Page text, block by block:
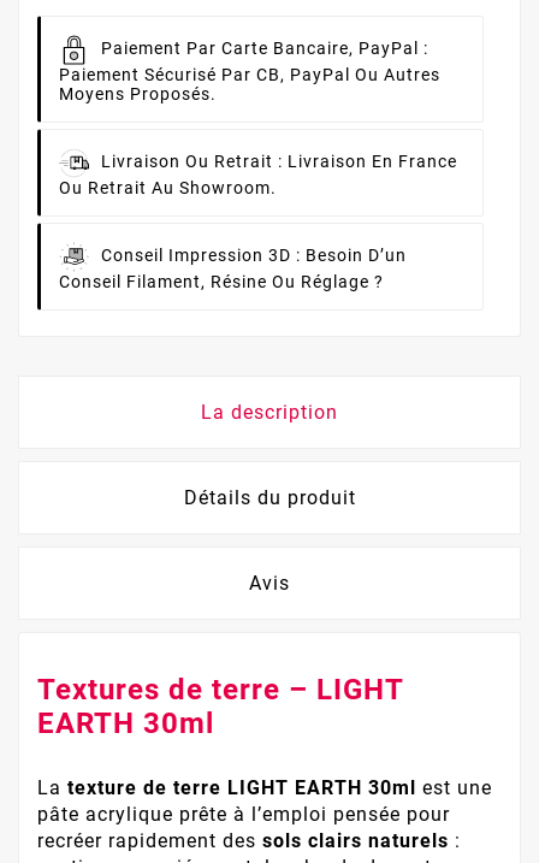
Paiement Par Carte Bancaire, PayPal :
Paiement Sécurisé Par CB, PayPal Ou Autres
Moyens Proposés.
Livraison Ou Retrait : Livraison En France
Ou Retrait Au Showroom.
Conseil Impression 3D : Besoin D’un
Conseil Filament, Résine Ou Réglage ?
La description
Détails du produit
Avis
Textures de terre – LIGHT
EARTH 30ml
La texture de terre LIGHT EARTH 30ml
est une
pâte acrylique prête à l’emploi pensée pour
recréer rapidement des sols clairs naturels :